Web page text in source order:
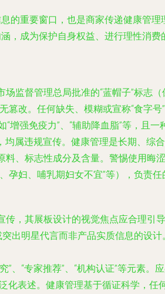
的重要窗口，也是商家传递健康管
，成为保护自身权益、进行理性消费
场监督管理总局批准的“蓝帽子”标志
改。任何缺失、模糊或宣称“食字号
“增强免疫力”、“辅助降血脂”等，且
均属违规宣传。健康管理是长期、综
料、标志性成分及含量。警惕使用晦
妇、哺乳期妇女不宜”等），负责
传，其展板设计的视觉焦点应合理
出明星代言而非产品实质信息的设
”、“专家推荐”、“机构认证”等元素
化表述。健康管理基于循证科学，任